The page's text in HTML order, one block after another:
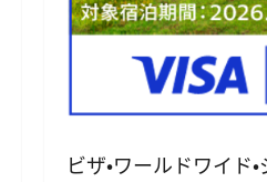
ビザ・ワールドワイ